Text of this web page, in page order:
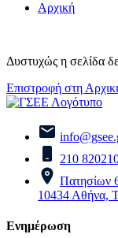
Αρχική
Δυστυχώς η σελίδα
Επιστροφή στη
210
Πατησίων
10434 Αθήνα,
Ενημέρωση